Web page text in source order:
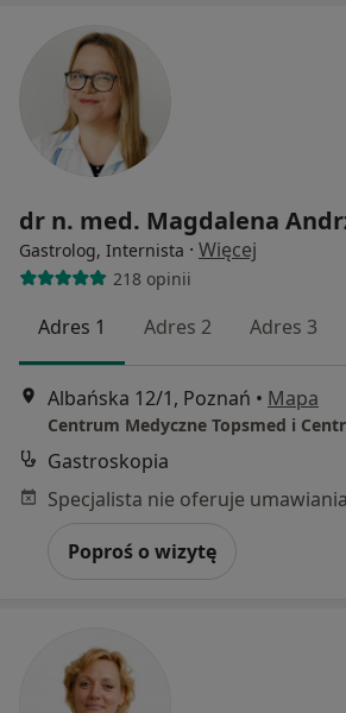
dr n. med. Magdalena
Gastrolog, Internista · Więcej
218 opinii
Adres 1 Adres 2 Adres 3
Albańska 12/1, Poznań • Mapa
Gastroskopia
Poproś o wizytę